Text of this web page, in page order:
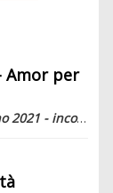
Amor per
Elezioni Comunali di Milano 2021 - incontro (webinar) con i Candidati Sindaco